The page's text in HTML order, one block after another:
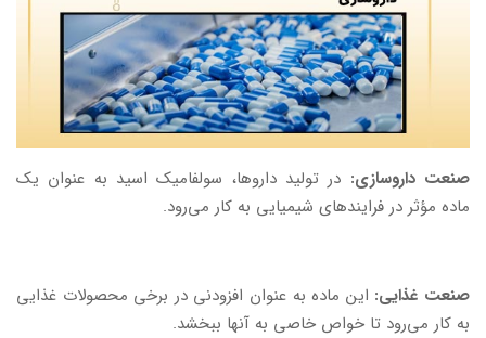
صنعت داروسازی: در تولید داروها، سولفامیک اسید به عنوان یک
ماده مؤثر در فرایندهای شیمیایی به کار می‌رود.
صنعت غذایی: این ماده به عنوان افزودنی در برخی محصولات غذایی
به کار می‌رود تا خواص خاصی به آنها ببخشد.